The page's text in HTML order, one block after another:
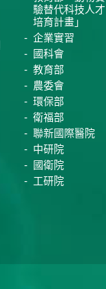
驗替代科技人才
培育計畫」
企業實習
國科會
教育部
農委會
環保部
衛福部
聯新國際醫院
中研院
國衛院
工研院